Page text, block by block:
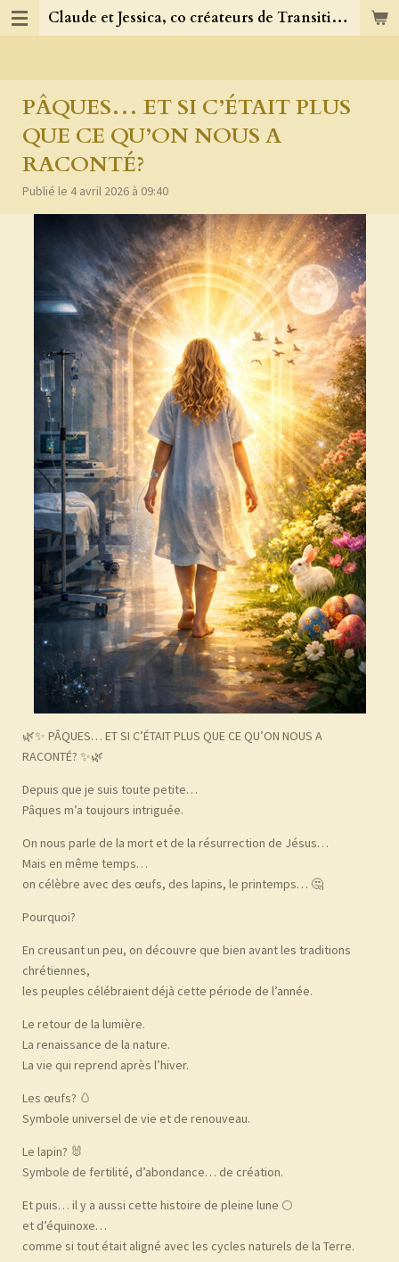
Passer
Claude et Jessica, co créateurs de TransitionJC
PÂQUES… ET SI C’ÉTAIT PLUS
QUE CE QU’ON NOUS A
RACONTÉ?
Publié le 4 avril 2026 à 09:40
🌿✨ PÂQUES… ET SI C’ÉTAIT PLUS QUE CE QU’ON NOUS A
RACONTÉ? ✨🌿
Depuis que je suis toute petite…
Pâques m’a toujours intriguée.
On nous parle de la mort et de la résurrection de Jésus…
Mais en même temps…
on célèbre avec des œufs, des lapins, le printemps… 🤔
Pourquoi?
En creusant un peu, on découvre que bien avant les traditions
chrétiennes,
les peuples célébraient déjà cette période de l’année.
Le retour de la lumière.
La renaissance de la nature.
La vie qui reprend après l’hiver.
Les œufs? 🥚
Symbole universel de vie et de renouveau.
Le lapin? 🐰
Symbole de fertilité, d’abondance… de création.
Et puis… il y a aussi cette histoire de pleine lune 🌕
et d’équinoxe…
comme si tout était aligné avec les cycles naturels de la Terre.